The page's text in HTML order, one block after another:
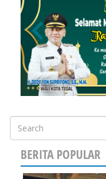
Search
BERITA POPULAR